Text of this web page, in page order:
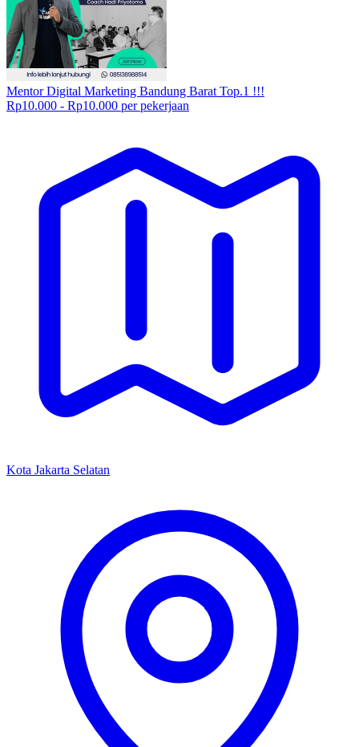
Mentor Digital Marketing Bandung Barat Top.1 !!!
Rp10.000 - Rp10.000 per pekerjaan
Kota Jakarta Selatan